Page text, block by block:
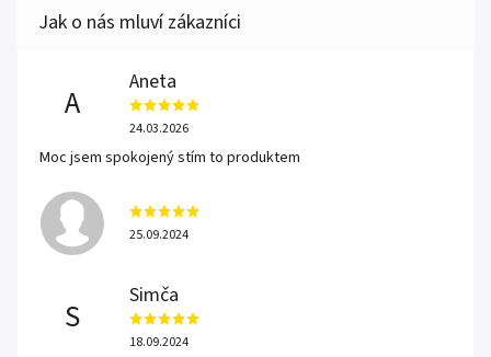
A
Aneta
24.03.2026
Moc jsem spokojený stím to produktem
25.09.2024
S
Simča
18.09.2024